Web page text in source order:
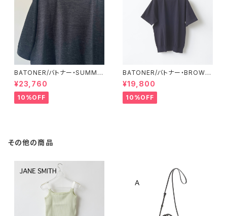
BATONER/バトナー・SUMME
R WOOL T-SHIRT
¥23,760
10%OFF
BATONER/バトナー・BROWSI
NG T-SHIRT
¥19,800
10%OFF
その他の商品